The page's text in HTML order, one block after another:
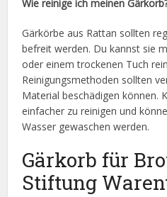
Wie reinige ich meinen
Gärkörbe aus Rattan sollten
befreit werden. Du kannst sie
oder einem trockenen Tuch
Reinigungsmethoden sollten
Material beschädigen können.
einfacher zu reinigen und
Wasser gewaschen werden.
Gärkorb für
Stiftung